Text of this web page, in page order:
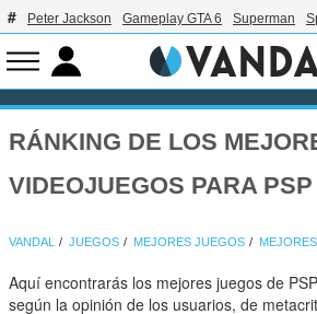
Peter Jackson Gameplay GTA 6 Superman
RÁNKING DE LOS
VIDEOJUEGOS PARA
VANDAL JUEGOS MEJORES JUEGOS
Aquí encontrarás los mejores juegos de
según la opinión de los usuarios, de